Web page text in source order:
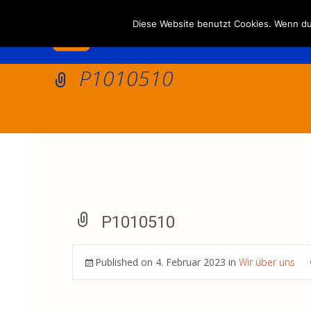
P1010510
P1010510
Published on 4. Februar 2023 in Wir über uns
Diese Website benutzt Cookies. Wenn